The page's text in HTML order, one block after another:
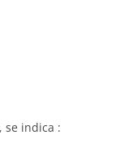
se indica :